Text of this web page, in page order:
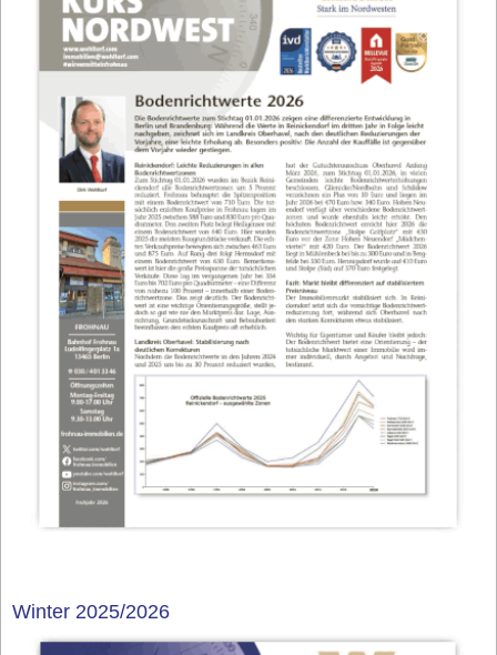
Winter 2025/2026